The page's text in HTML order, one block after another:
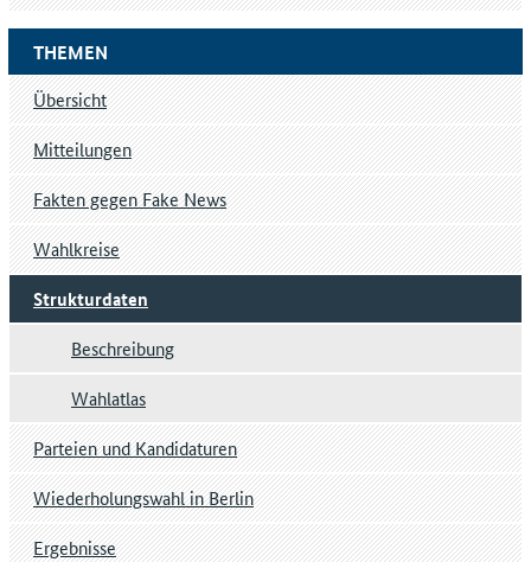
THEMEN
Übersicht
Mitteilungen
Fakten gegen Fake News
Wahlkreise
Strukturdaten
Beschreibung
Wahlatlas
Parteien und Kandidaturen
Wiederholungswahl in Berlin
Ergebnisse